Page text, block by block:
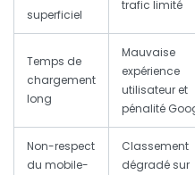
superficiel
trafic limité
Temps de
chargement
long
Mauvaise
expérience
utilisateur et
pénalité
Non-respect
du mobile-
Classement
dégradé sur